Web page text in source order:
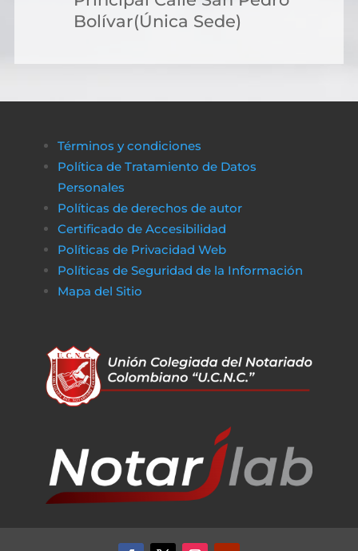
Bolívar(Única Sede)
Términos y condiciones
Política de Tratamiento de Datos
Personales
Políticas de derechos de autor
Certificado de Accesibilidad
Políticas de Privacidad Web
Políticas de Seguridad de la Información
Mapa del Sitio